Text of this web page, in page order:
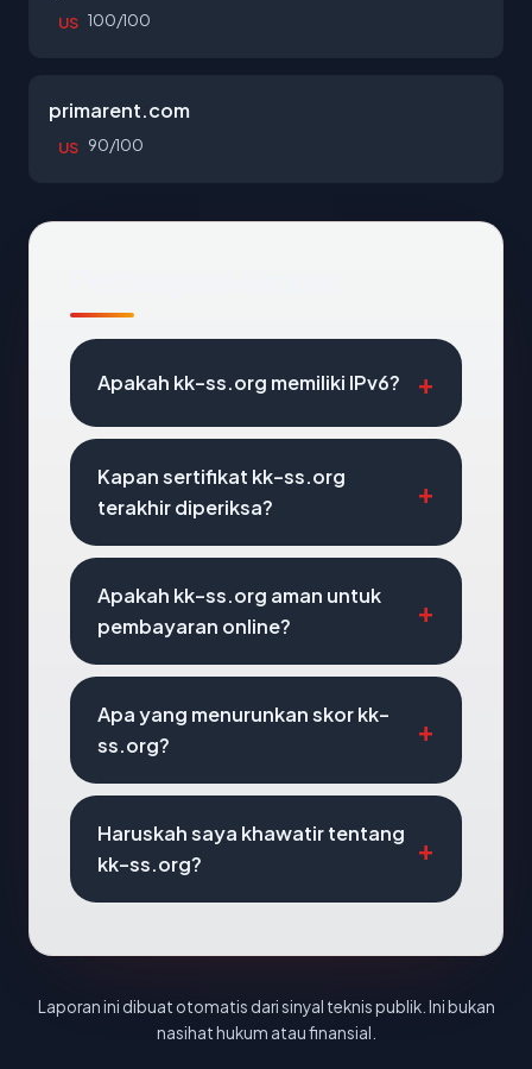
US 100/100
primarent.com
US 90/100
Apakah kk-ss.org memiliki IPv6?
Kapan sertifikat kk-ss.org
terakhir diperiksa?
Apakah kk-ss.org aman untuk
pembayaran online?
Apa yang menurunkan skor kk-
ss.org?
Haruskah saya khawatir tentang
kk-ss.org?
Laporan ini dibuat otomatis dari sinyal teknis publik. Ini bukan
nasihat hukum atau finansial.